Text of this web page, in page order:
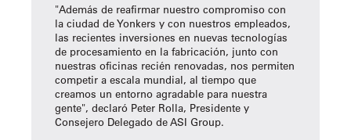
"Además de reafirmar nuestro compromiso con
la ciudad de Yonkers y con nuestros empleados,
las recientes inversiones en nuevas tecnologías
de procesamiento en la fabricación, junto con
nuestras oficinas recién renovadas, nos permiten
competir a escala mundial, al tiempo que
creamos un entorno agradable para nuestra
gente", declaró Peter Rolla, Presidente y
Consejero Delegado de ASI Group.